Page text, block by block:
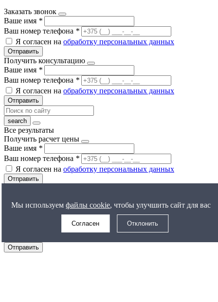
Заказать звонок
Ваше имя *
Ваш номер телефона *
Я согласен на обработку персональных данных
Отправить
Получить консультацию
Ваше имя *
Ваш номер телефона *
Я согласен на обработку персональных данных
Отправить
Все результаты
Получить расчет цены
Ваше имя *
Ваш номер телефона *
Я согласен на обработку персональных данных
Отправить
Ваш номер телефона*
Отправить
Мы используемфайлы cookie, чтобы улучшить сайт для вас
Согласен Отклонить